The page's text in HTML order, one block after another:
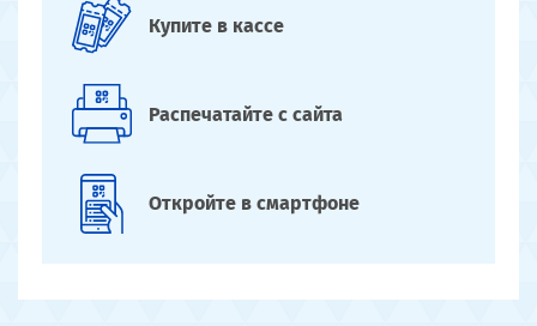
Купите в кассе
Распечатайте с сайта
Откройте в смартфоне